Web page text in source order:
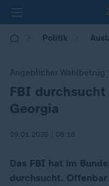
Politik
Angeblicher Wahlbetrug
:FBI durchsucht
Georgia
29.01.2026 | 08:16
Das FBI hat im
durchsucht.